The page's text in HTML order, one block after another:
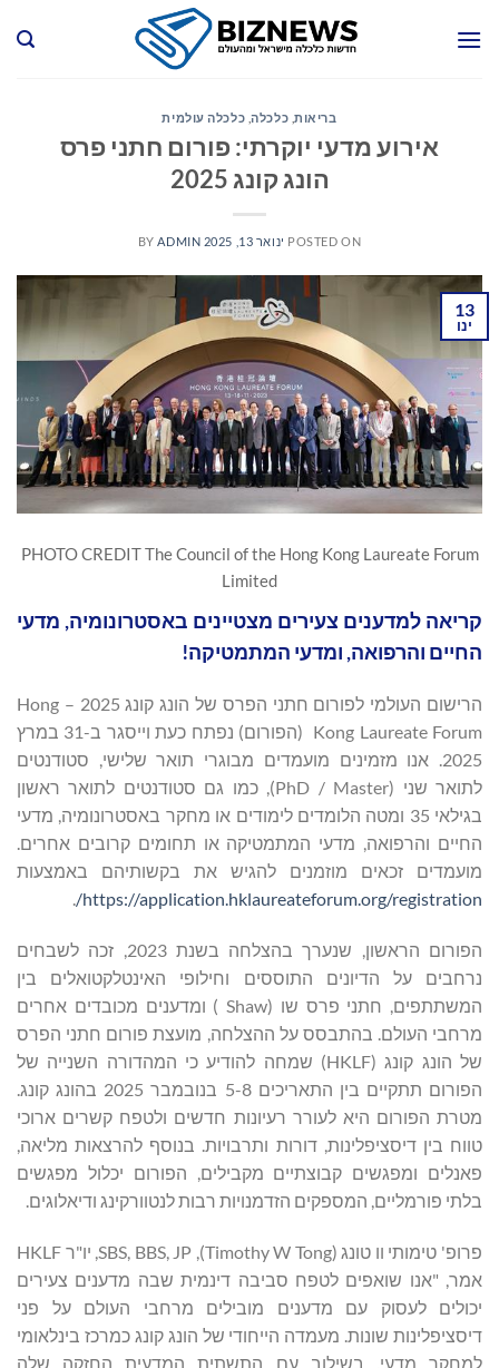
בריאות, כלכלה, כלכלה עולמית
אירוע מדעי יוקרתי: פורום חתני פרס
הונג קונג 2025
POSTED ON ינואר 13, 2025 BY ADMIN
13
ינו
PHOTO CREDIT The Council of the Hong Kong Laureate Forum
Limited
קריאה למדענים צעירים מצטיינים באסטרונומיה, מדעי
החיים והרפואה, ומדעי המתמטיקה!
הרישום העולמי לפורום חתני הפרס של הונג קונג 2025 – Hong
Kong Laureate Forum (הפורום) נפתח כעת וייסגר ב-31 במרץ
2025. אנו מזמינים מועמדים מבוגרי תואר שלישי, סטודנטים
לתואר שני (PhD / Master), כמו גם סטודנטים לתואר ראשון
בגילאי 35 ומטה הלומדים לימודים או מחקר באסטרונומיה, מדעי
החיים והרפואה, מדעי המתמטיקה או תחומים קרובים אחרים.
מועמדים זכאים מוזמנים להגיש את בקשותיהם באמצעות
https://application.hklaureateforum.org/registration/
.
הפורום הראשון, שנערך בהצלחה בשנת 2023, זכה לשבחים
נרחבים על הדיונים התוססים וחילופי האינטלקטואלים בין
המשתתפים, חתני פרס שו (Shaw ) ומדענים מכובדים אחרים
מרחבי העולם. בהתבסס על ההצלחה, מועצת פורום חתני הפרס
של הונג קונג (HKLF) שמחה להודיע כי המהדורה השנייה של
הפורום תתקיים בין התאריכים 5-8 בנובמבר 2025 בהונג קונג.
מטרת הפורום היא לעורר רעיונות חדשים ולטפח קשרים ארוכי
טווח בין דיסציפלינות, דורות ותרבויות. בנוסף להרצאות מליאה,
פאנלים ומפגשים קבוצתיים מקבילים, הפורום יכלול מפגשים
בלתי פורמליים, המספקים הזדמנויות רבות לנטוורקינג ודיאלוגים.
פרופ' טימותי וו טונג (Timothy W Tong), SBS, BBS, JP, יו"ר HKLF
אמר, "אנו שואפים לטפח סביבה דינמית שבה מדענים צעירים
יכולים לעסוק עם מדענים מובילים מרחבי העולם על פני
דיסציפלינות שונות. מעמדה הייחודי של הונג קונג כמרכז בינלאומי
למחקר מדעי, בשילוב עם התשתית המדעית החזקה שלה